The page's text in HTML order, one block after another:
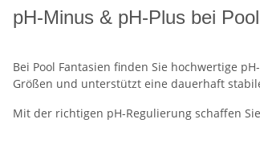
pH-Minus & pH-Plus bei
Bei Pool Fantasien finden Sie hochwertige
Größen und unterstützt eine dauerhaft
Mit der richtigen pH-Regulierung schaffen